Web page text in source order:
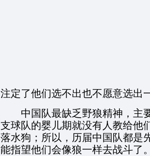
注定了他们选不出也不愿意选出
中国队最缺乏野狼精神，主
支球队的婴儿期就没有人教给他
落水狗；所以，历届中国队都是
能指望他们会像狼一样去战斗了